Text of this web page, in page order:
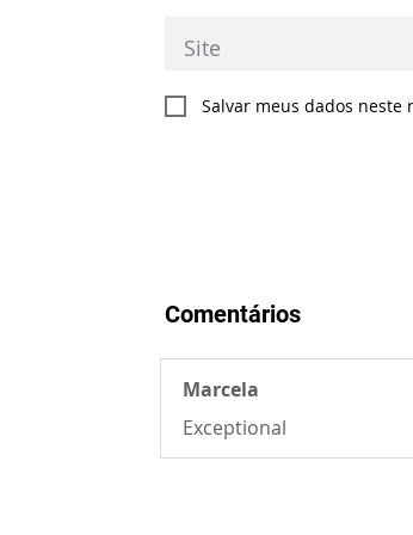
Salvar meus dados neste
Comentários
Marcela
Exceptional